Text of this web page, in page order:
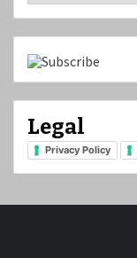
Legal
Privacy Policy